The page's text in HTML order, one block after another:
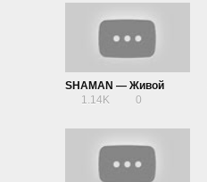
SHAMAN — Живой
1.14K
0